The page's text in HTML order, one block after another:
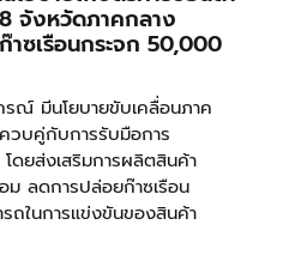
จังหวัดภาคกลาง
ซเรือนกระจก 50,000
รณ์ มีนโยบายขับเคลื่อนภาค
วบคู่กับการรับมือการ
ดยส่งเสริมการผลิตสินค้า
ลดการปล่อยก๊าซเรือน
ถในการแข่งขันของสินค้า